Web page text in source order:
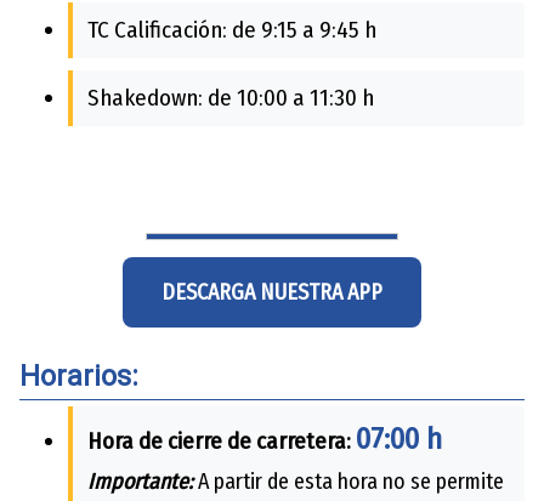
TC Calificación: de 9:15 a 9:45 h
Shakedown: de 10:00 a 11:30 h
DESCARGA NUESTRA APP
Horarios:
Hora de cierre de carretera: 07:00 h
Importante:A partir de esta hora no se permite